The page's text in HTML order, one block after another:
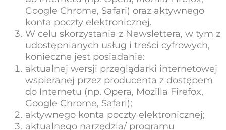
Google Chrome, Safari) oraz aktywnego
konta poczty elektronicznej.
W celu skorzystania z Newslettera, w tym z
udostępnianych usług i treści cyfrowych,
konieczne jest posiadanie:
aktualnej wersji przeglądarki internetowej
wspieranej przez producenta z dostępem
do Internetu (np. Opera, Mozilla Firefox,
Google Chrome, Safari);
aktywnego konta poczty elektronicznej;
aktualnego narzędzia/ programu